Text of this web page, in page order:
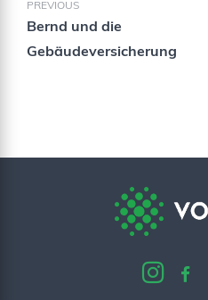
PREVIOUS
Bernd und die
Gebäudeversicherung